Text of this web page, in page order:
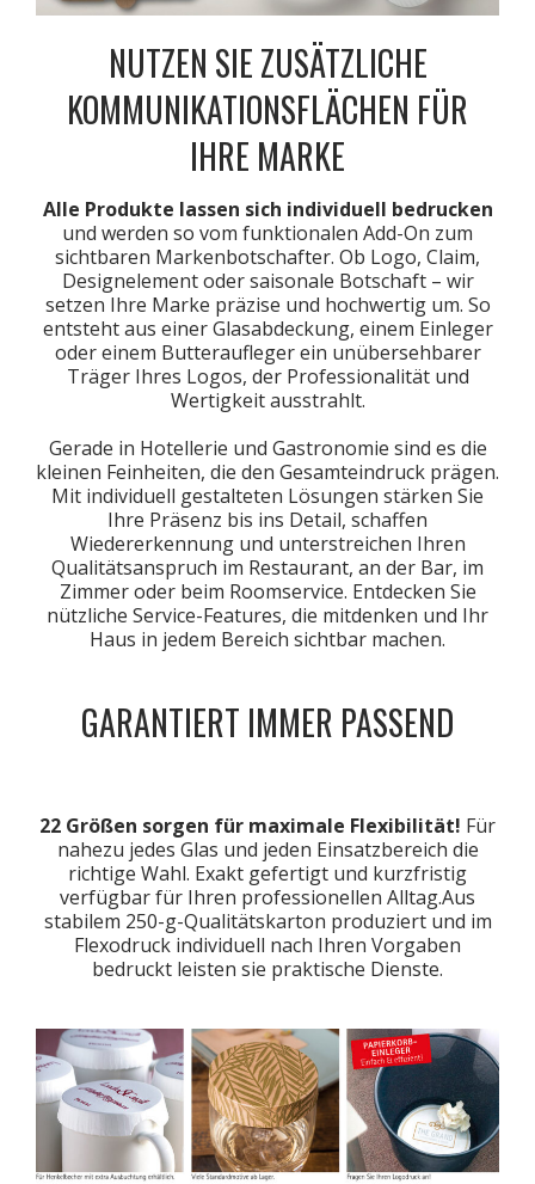
NUTZEN SIE ZUSÄTZLICHE
KOMMUNIKATIONSFLÄCHEN FÜR
IHRE MARKE
Alle Produkte lassen sich individuell bedrucken
und werden so vom funktionalen Add-On zum
sichtbaren Markenbotschafter. Ob Logo, Claim,
Designelement oder saisonale Botschaft – wir
setzen Ihre Marke präzise und hochwertig um. So
entsteht aus einer Glasabdeckung, einem Einleger
oder einem Butteraufleger ein unübersehbarer
Träger Ihres Logos, der Professionalität und
Wertigkeit ausstrahlt.
Gerade in Hotellerie und Gastronomie sind es die
kleinen Feinheiten, die den Gesamteindruck prägen.
Mit individuell gestalteten Lösungen stärken Sie
Ihre Präsenz bis ins Detail, schaffen
Wiedererkennung und unterstreichen Ihren
Qualitätsanspruch im Restaurant, an der Bar, im
Zimmer oder beim Roomservice. Entdecken Sie
nützliche Service-Features, die mitdenken und Ihr
Haus in jedem Bereich sichtbar machen.
GARANTIERT IMMER PASSEND
22 Größen sorgen für maximale Flexibilität! Für
nahezu jedes Glas und jeden Einsatzbereich die
richtige Wahl. Exakt gefertigt und kurzfristig
verfügbar für Ihren professionellen Alltag.Aus
stabilem 250-g-Qualitätskarton produziert und im
Flexodruck individuell nach Ihren Vorgaben
bedruckt leisten sie praktische Dienste.